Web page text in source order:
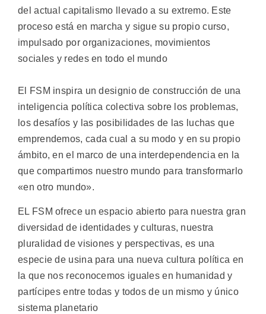
del actual capitalismo llevado a su extremo. Este
proceso está en marcha y sigue su propio curso,
impulsado por organizaciones, movimientos
sociales y redes en todo el mundo
El FSM inspira un designio de construcción de una
inteligencia política colectiva sobre los problemas,
los desafíos y las posibilidades de las luchas que
emprendemos, cada cual a su modo y en su propio
ámbito, en el marco de una interdependencia en la
que compartimos nuestro mundo para transformarlo
«en otro mundo».
EL FSM ofrece un espacio abierto para nuestra gran
diversidad de identidades y culturas, nuestra
pluralidad de visiones y perspectivas, es una
especie de usina para una nueva cultura política en
la que nos reconocemos iguales en humanidad y
partícipes entre todas y todos de un mismo y único
sistema planetario